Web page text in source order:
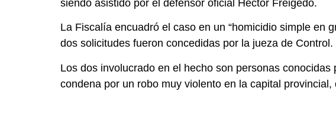
siendo asistido por el defensor oficial Héctor Freigedo.
La Fiscalía encuadró el caso en un “homicidio simple en
dos solicitudes fueron concedidas por la jueza de Control.
Los dos involucrado en el hecho son personas
condena por un robo muy violento en la capital